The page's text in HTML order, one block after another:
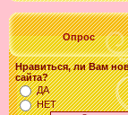
Опрос
Нравиться, ли Вам
сайта?
ДА
НЕТ